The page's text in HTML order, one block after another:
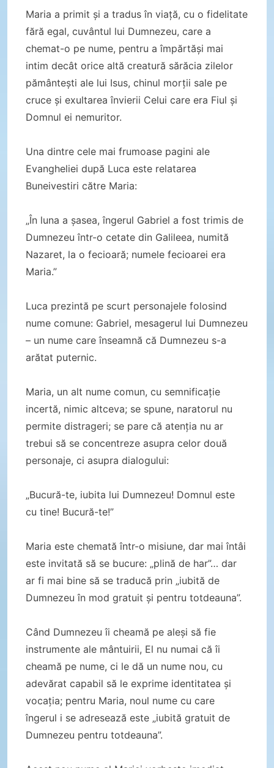
Maria a primit și a tradus în viață, cu o fidelitate
fără egal, cuvântul lui Dumnezeu, care a
chemat-o pe nume, pentru a împărtăși mai
intim decât orice altă creatură sărăcia zilelor
pământești ale lui Isus, chinul morții sale pe
cruce și exultarea învierii Celui care era Fiul și
Domnul ei nemuritor.
Una dintre cele mai frumoase pagini ale
Evangheliei după Luca este relatarea
Buneivestiri către Maria:
„În luna a șasea, îngerul Gabriel a fost trimis de
Dumnezeu într-o cetate din Galileea, numită
Nazaret, la o fecioară; numele fecioarei era
Maria.”
Luca prezintă pe scurt personajele folosind
nume comune: Gabriel, mesagerul lui Dumnezeu
– un nume care înseamnă că Dumnezeu s-a
arătat puternic.
Maria, un alt nume comun, cu semnificație
incertă, nimic altceva; se spune, naratorul nu
permite distrageri; se pare că atenția nu ar
trebui să se concentreze asupra celor două
personaje, ci asupra dialogului:
„Bucură-te, iubita lui Dumnezeu! Domnul este
cu tine! Bucură-te!”
Maria este chemată într-o misiune, dar mai întâi
este invitată să se bucure: „plină de har”… dar
ar fi mai bine să se traducă prin „iubită de
Dumnezeu în mod gratuit și pentru totdeauna”.
Când Dumnezeu îi cheamă pe aleși să fie
instrumente ale mântuirii, El nu numai că îi
cheamă pe nume, ci le dă un nume nou, cu
adevărat capabil să le exprime identitatea și
vocația; pentru Maria, noul nume cu care
îngerul i se adresează este „iubită gratuit de
Dumnezeu pentru totdeauna”.